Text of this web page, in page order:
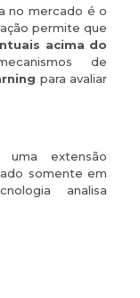
no mercado é o
permite que
acima do
de
para avaliar
extensão
somente em
analisa